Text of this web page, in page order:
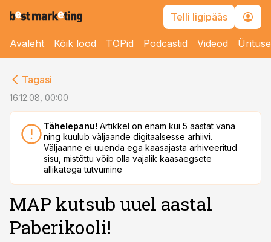
Telli ligipääs
Avaleht Kõik lood TOPid Podcastid Videod
Tagasi
16.12.08, 00:00
Tähelepanu! Artikkel on enam kui 5 aastat vana
ning kuulub väljaande digitaalsesse arhiivi.
Väljaanne ei uuenda ega kaasajasta arhiveeritud
sisu, mistõttu võib olla vajalik kaasaegsete
allikatega tutvumine
MAP kutsub uuel aastal
Paberikooli!